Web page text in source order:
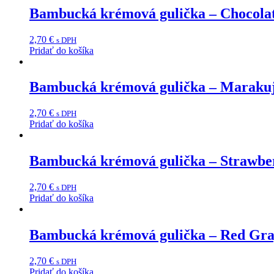
Bambucká krémová gulička –
2,70 € s DPH
Pridať do košíka
Bambucká krémová gulička –
2,70 € s DPH
Pridať do košíka
Bambucká krémová gulička –
2,70 € s DPH
Pridať do košíka
Bambucká krémová gulička – Red
2,70 € s DPH
Pridať do košíka